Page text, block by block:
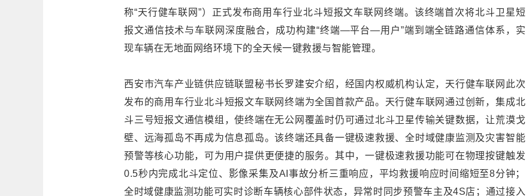
称“天行健车联网”）正式发布商用车行业北斗短报文车联网终端。该终端首次将北斗卫星短
报文通信技术与车联网深度融合，成功构建“终端—平台—用户”端到端全链路通信体系，实
现车辆在无地面网络环境下的全天候一键救援与智能管理。
西安市汽车产业链供应链联盟秘书长罗建安介绍，经国内权威机构认定，天行健车联网此次
发布的商用车行业北斗短报文车联网终端为全国首款产品。天行健车联网通过创新，集成北
斗三号短报文通信模组，使终端在无公网覆盖时仍可通过北斗卫星传输关键数据，让荒漠戈
壁、远海孤岛不再成为信息孤岛。该终端还具备一键极速救援、全时域健康监测及灾害智能
预警等核心功能，可为用户提供更便捷的服务。其中，一键极速救援功能可在物理按键触发
0.5秒内完成北斗定位、影像采集及AI事故分析三重响应，平均救援响应时间缩短至8分钟；
全时域健康监测功能可实时诊断车辆核心部件状态，异常时同步预警车主及4S店；通过接入